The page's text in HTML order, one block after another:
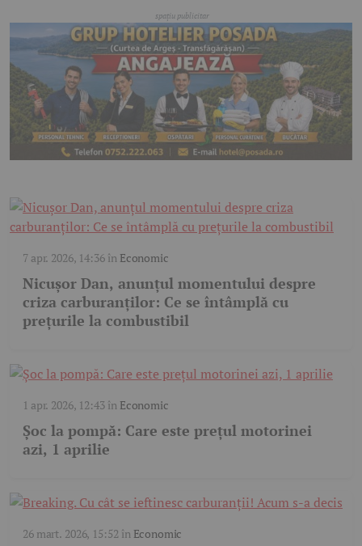
7 apr. 2026, 14:36în Economic
Nicușor Dan, anunțul momentului despre
criza carburanților: Ce se întâmplă cu
prețurile la combustibil
1 apr. 2026, 12:43în Economic
Șoc la pompă: Care este prețul motorinei
azi, 1 aprilie
26 mart. 2026, 15:52 în Economic